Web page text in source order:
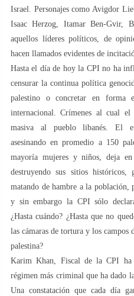
Israel. Personajes como Avigdor
Isaac Herzog, Itamar Ben-Gvir,
aquellos líderes políticos, de
hacen llamados evidentes de
Hasta el día de hoy la CPI no ha
censurar la continua política
palestino o concretar en forma
internacional. Crímenes al cual
masiva al pueblo libanés. El
asesinando en promedio a 150
mayoría mujeres y niños, deja en
destruyendo sus sitios históricos,
matando de hambre a la población,
y sin embargo la CPI sólo
¿Hasta cuándo? ¿Hasta que no
las cámaras de tortura y los campos
palestina?
Karim Khan, Fiscal de la CPI ha
régimen más criminal que ha dado
Una constatación que cada día